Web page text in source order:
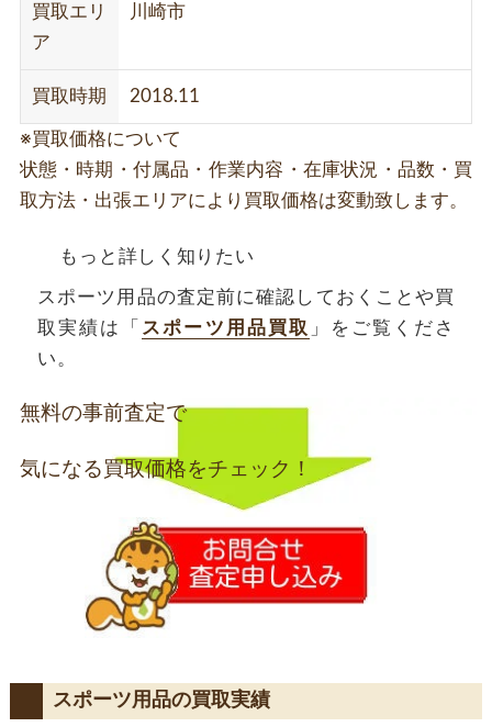
買取エリ
ア
川崎市
買取時期 2018.11
※買取価格について
状態・時期・付属品・作業内容・在庫状況・品数・買
取方法・出張エリアにより買取価格は変動致します。
もっと詳しく知りたい
スポーツ用品の査定前に確認しておくことや買
取実績は「 スポーツ用品買取 」をご覧くださ
い。
無料の事前査定で
気になる買取価格をチェック！
スポーツ用品の買取実績